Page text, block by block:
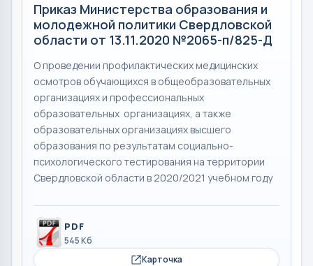
Приказ Министерства образования и
молодежной политики Свердловской
области от 13.11.2020 №2065-п/825-Д
О проведении профилактических медицинских
осмотров обучающихся в общеобразовательных
организациях и профессиональных
образовательных организациях, а также
образовательных организациях высшего
образования по результатам социально-
психологического тестирования на территории
Свердловской области в 2020/2021 учебном году
PDF
545 Кб
Карточка